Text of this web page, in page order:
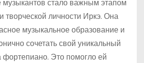
музыкантов стало важным этапом
личности Иркэ. Она
музыкальное образование и
сочетать свой уникальный
фортепиано. Это помогло ей